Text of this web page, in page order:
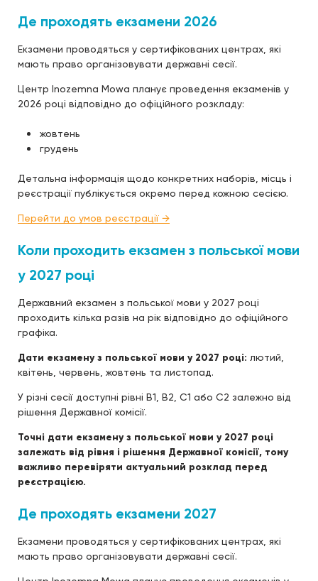
Де проходять екзамени 2026
Екзамени проводяться у сертифікованих центрах, які
мають право організовувати державні сесії.
Центр Inozemna Mowa планує проведення екзаменів у
2026 році відповідно до офіційного розкладу:
жовтень
грудень
Детальна інформація щодо конкретних наборів, місць і
реєстрації публікується окремо перед кожною сесією.
Перейти до умов реєстрації →
Коли проходить екзамен з польської мови
у 2027 році
Державний екзамен з польської мови у 2027 році
проходить кілька разів на рік відповідно до офіційного
графіка.
Дати екзамену з польської мови у 2027 році: лютий,
квітень, червень, жовтень та листопад.
У різні сесії доступні рівні B1, B2, C1 або C2 залежно від
рішення Державної комісії.
Точні дати екзамену з польської мови у 2027 році
залежать від рівня і рішення Державної комісії, тому
важливо перевіряти актуальний розклад перед
реєстрацією.
Де проходять екзамени 2027
Екзамени проводяться у сертифікованих центрах, які
мають право організовувати державні сесії.